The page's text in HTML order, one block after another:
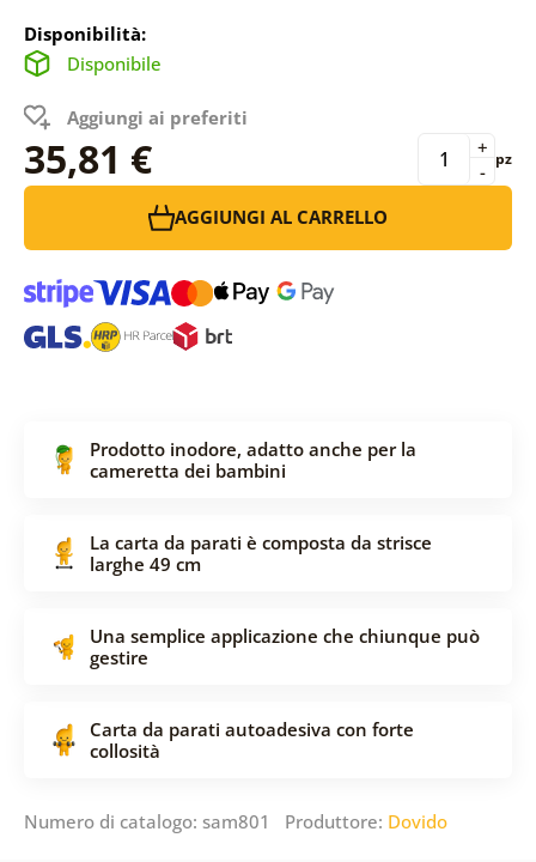
Disponibilità:
Disponibile
Aggiungi ai preferiti
35,81 € -
+ pz
AGGIUNGI AL CARRELLO
Prodotto inodore, adatto anche per la
cameretta dei bambini
La carta da parati è composta da strisce
larghe 49 cm
Una semplice applicazione che chiunque può
gestire
Carta da parati autoadesiva con forte
collosità
Numero di catalogo: sam801 Produttore: Dovido